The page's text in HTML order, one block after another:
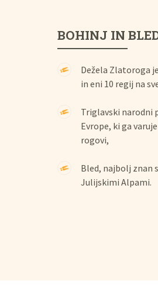
BOHINJ IN
Dežela Zlatoroga
in eni 10 regij na
Triglavski narodni
Evrope, ki ga
rogovi,
Bled, najbolj znan
Julijskimi Alpami.